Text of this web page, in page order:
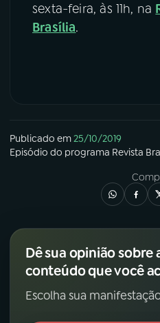
sexta-feira, às 11h, na
Brasília.
Publicado em25/10/2019
Episódio do programa Revista
Dê sua opinião sobre
conteúdo que você
Escolha sua